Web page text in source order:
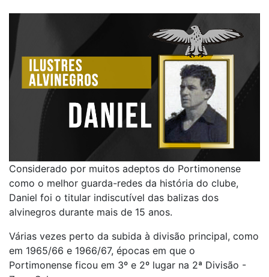
Considerado por muitos adeptos do Portimonense
como o melhor guarda-redes da história do clube,
Daniel foi o titular indiscutível das balizas dos
alvinegros durante mais de 15 anos.
Várias vezes perto da subida à divisão principal, como
em 1965/66 e 1966/67, épocas em que o
Portimonense ficou em 3º e 2º lugar na 2ª Divisão -